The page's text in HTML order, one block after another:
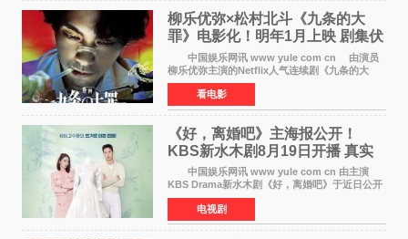
柳乐优弥×松村北斗《九条的大
罪》电影化！明年1月上映 剧集伏
笔将全面揭晓
中国娱乐网讯 www yule com cn 由演员
柳乐优弥主演的Netflix人气连续剧《九条的大
罪》正式宣布改编为电影，将于明年1月8日全国
上映。柳乐优弥与SixTONES松村北斗再度联
手，为观众带来这部
看电影
《好，离婚吧》主海报公开！
KBS新水木剧8月19日开播 真实
离婚体验记来袭
中国娱乐网讯 www yule com cn 由主演
KBS Drama新水木剧《好，离婚吧》于近日公开
主海报，正式进入开播倒计时。 海报中，男
女主角背对背站立，各自望向不同方向，中央的
空白与冷漠的表情
电视剧